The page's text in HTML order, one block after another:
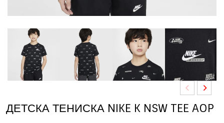
ДЕТСКА ТЕНИСКА NIKE K NSW TEE AOP